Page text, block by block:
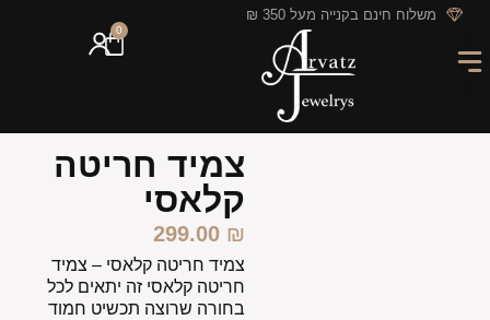
לתוכן משלוח חינם בקנייה מעל 350 ₪
0
צמיד חריטה
קלאסי
299.00 ₪
צמיד חריטה קלאסי – צמיד
חריטה קלאסי זה יתאים לכל
בחורה שרוצה תכשיט חמוד